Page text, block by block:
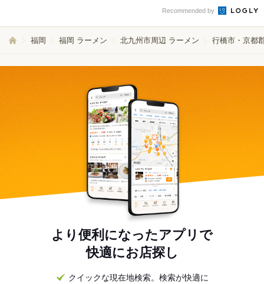
Recommended by
福岡 福岡 ラーメン 北九州市周辺 ラーメン 行橋市・京都
より便利になったアプリで
快適にお店探し
クイックな現在地検索。検索が快適に